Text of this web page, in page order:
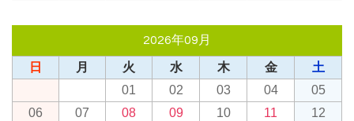
2026年09月
日 月 火 水 木 金
土
01
02 03 04
05
06
07 08 09 10 11
12